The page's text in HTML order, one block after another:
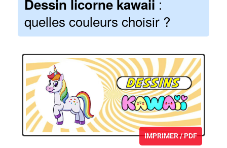
Dessin licorne kawaii :
quelles couleurs choisir ?
IMPRIMER / PDF